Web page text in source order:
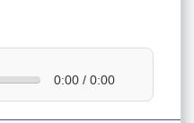
0:00 / 0:00